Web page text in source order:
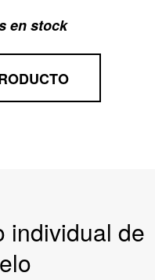
en stock
individual de